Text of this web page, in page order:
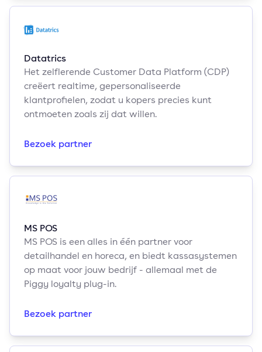
Datatrics
Het zelflerende Customer Data Platform (CDP)
creëert realtime, gepersonaliseerde
klantprofielen, zodat u kopers precies kunt
ontmoeten zoals zij dat willen.
Bezoek partner
MS POS
MS POS is een alles in één partner voor
detailhandel en horeca, en biedt kassasystemen
op maat voor jouw bedrijf - allemaal met de
Piggy loyalty plug-in.
Bezoek partner